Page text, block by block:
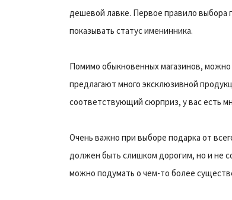
дешевой лавке. Первое правило выбора
показывать статус именинника.
Помимо обыкновенных магазинов,
предлагают много эксклюзивной
соответствующий сюрприз, у вас есть
Очень важно при выборе подарка от
должен быть слишком дорогим, но и не
можно подумать о чем-то более